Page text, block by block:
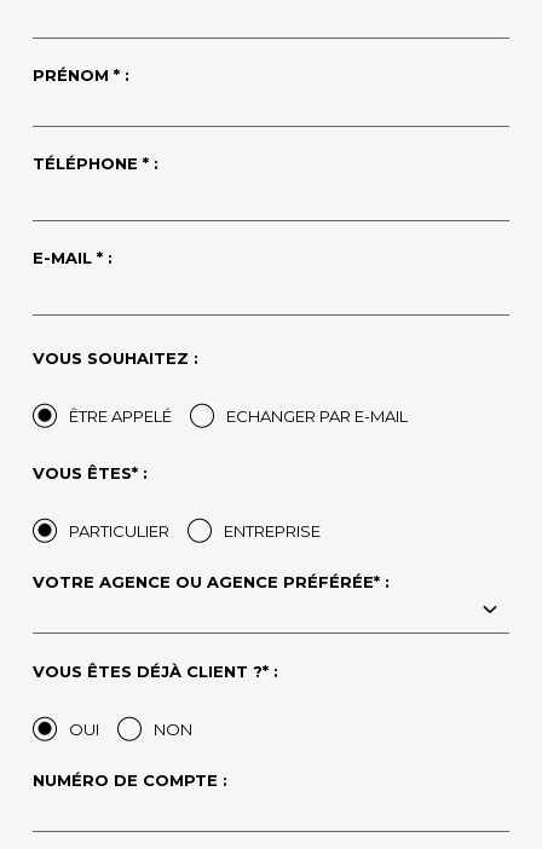
PRÉNOM * :
TÉLÉPHONE * :
E-MAIL * :
VOUS SOUHAITEZ :
ÊTRE APPELÉ ECHANGER PAR E-MAIL
VOUS ÊTES* :
PARTICULIER ENTREPRISE
VOTRE AGENCE OU AGENCE PRÉFÉRÉE* :
VOUS ÊTES DÉJÀ CLIENT ?* :
OUI NON
NUMÉRO DE COMPTE :